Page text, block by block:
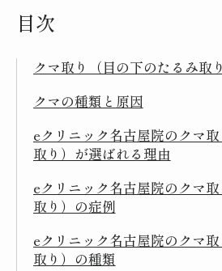
目次
クマ取り（目の下のたるみ取
クマの種類と原因
eクリニック名古屋院のクマ
取り）が選ばれる理由
eクリニック名古屋院のクマ
取り）の症例
eクリニック名古屋院のクマ
取り）の種類